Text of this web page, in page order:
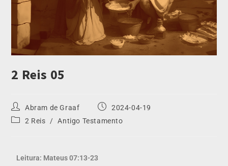
2 Reis 05
Abram de Graaf
2024-04-19
2 Reis
/ Antigo Testamento
Leitura: Mateus 07:13-23